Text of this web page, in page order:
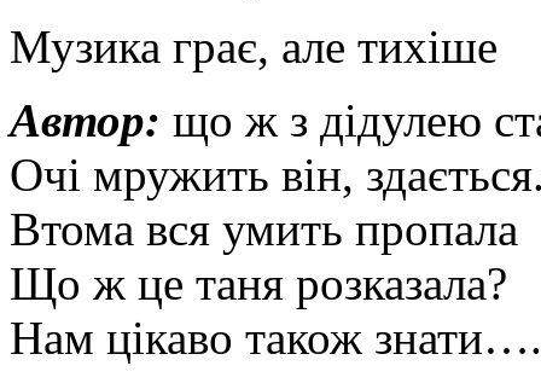
Музика грає, але тихіше
Автор: що ж з дідулею
Очі мружить він,
Втома вся умить пропала
Що ж це таня розказала?
Нам цікаво також знати….